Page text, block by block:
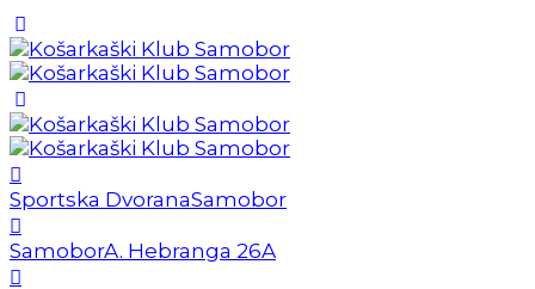
Sportska DvoranaSamobor
SamoborA. Hebranga 26A